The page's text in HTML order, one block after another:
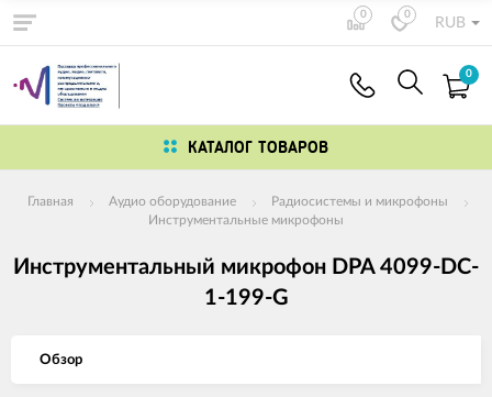
0 0
RUB
0
КАТАЛОГ ТОВАРОВ
Главная Аудио оборудование
Радиосистемы и микрофоны
Инструментальные микрофоны
Инструментальный микрофон DPA 4099-DC-
1-199-G
Обзор